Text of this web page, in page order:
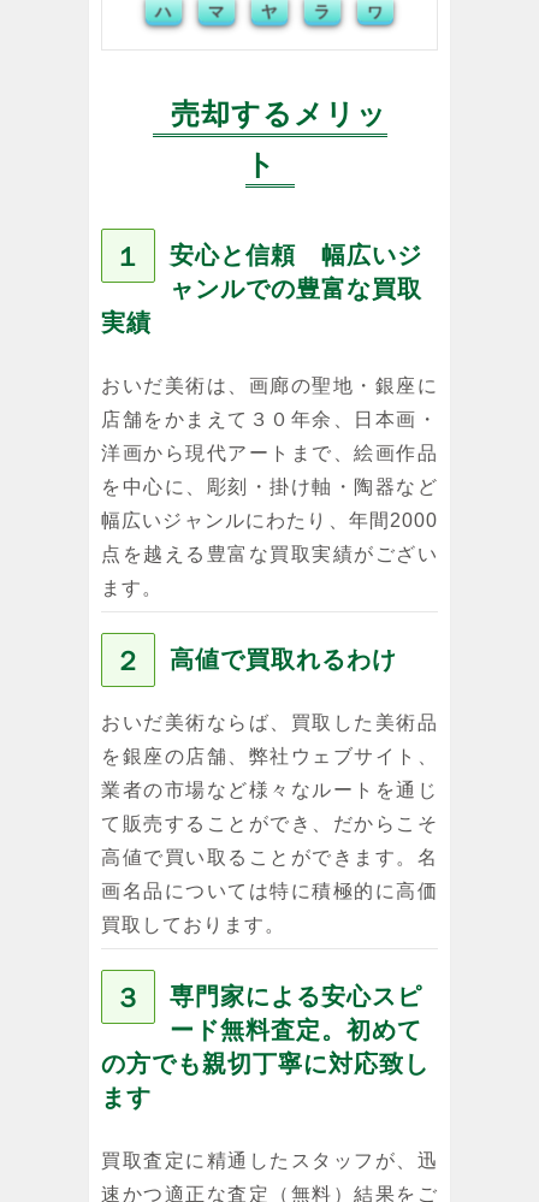
ハ マ ヤ ラ ワ
売却するメリッ
ト
１
安心と信頼 幅広いジ
ャンルでの豊富な買取
実績
おいだ美術は、画廊の聖地・銀座に
店舗をかまえて３０年余、日本画・
洋画から現代アートまで、絵画作品
を中心に、彫刻・掛け軸・陶器など
幅広いジャンルにわたり、年間2000
点を越える豊富な買取実績がござい
ます。
２ 高値で買取れるわけ
おいだ美術ならば、買取した美術品
を銀座の店舗、弊社ウェブサイト、
業者の市場など様々なルートを通じ
て販売することができ、だからこそ
高値で買い取ることができます。名
画名品については特に積極的に高価
買取しております。
３
専門家による安心スピ
ード無料査定。初めて
の方でも親切丁寧に対応致し
ます
買取査定に精通したスタッフが、迅
速かつ適正な査定（無料）結果をご